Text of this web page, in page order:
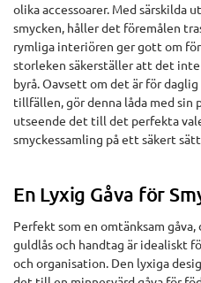
olika accessoarer. Med särskilda
smycken, håller det föremålen
rymliga interiören ger gott om
storleken säkerställer att det
byrå. Oavsett om det är för
tillfällen, gör denna låda med
utseende det till det perfekta
smyckessamling på ett säkert
En Lyxig Gåva för
Perfekt som en omtänksam
guldlås och handtag är idealiskt
och organisation. Den lyxiga